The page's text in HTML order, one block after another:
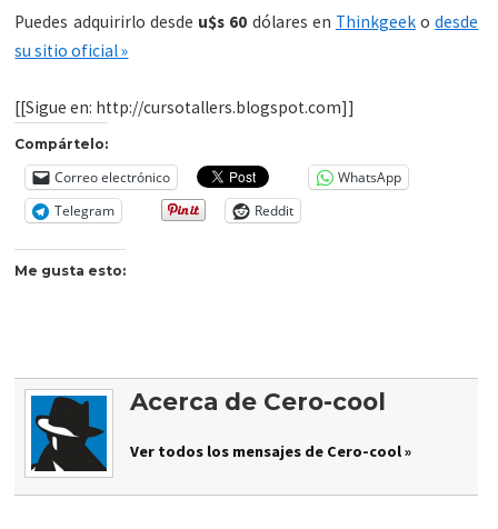
Puedes adquirirlo desde u$s 60 dólares en Thinkgeekodesde
su sitio oficial »
[[Sigue en: http://cursotallers.blogspot.com]]
Compártelo:
Correo electrónico
WhatsApp
Telegram
Reddit
Me gusta esto:
Acerca de Cero-cool
Ver todos los mensajes de Cero-cool »